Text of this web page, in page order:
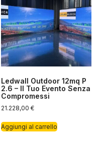
Ledwall Outdoor 12mq P
2.6 – Il Tuo Evento Senza
Compromessi
21.228,00 €
Aggiungi al carrello